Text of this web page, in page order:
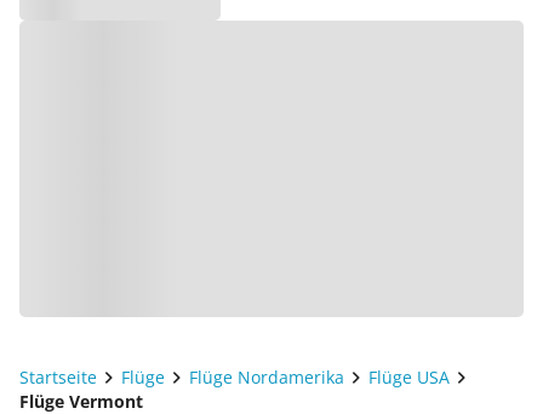
Startseite Flüge Flüge Nordamerika
Flüge USA
Flüge Vermont